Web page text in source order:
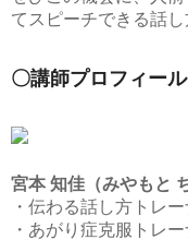
てスピーチできる話
〇講師プロフィール
宮本 知佳（みやもと
・伝わる話し方トレ
・あがり症克服トレ